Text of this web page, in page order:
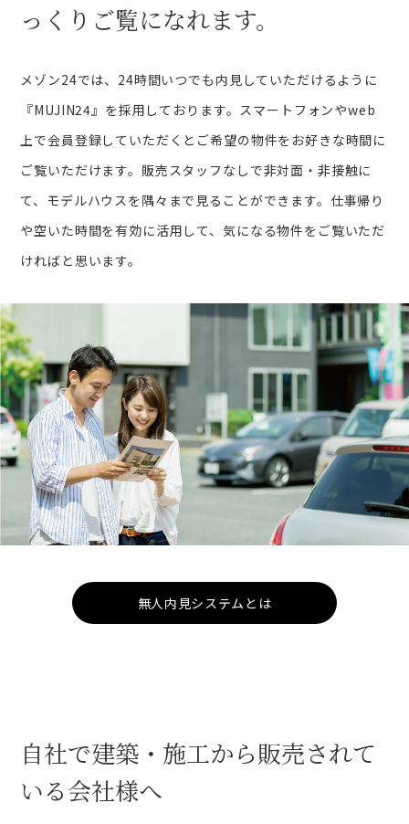
っくりご覧になれます。
メゾン24では、24時間いつでも内見していただけるように
『MUJIN24』を採用しております。スマートフォンやweb
上で会員登録していただくとご希望の物件をお好きな時間に
ご覧いただけます。販売スタッフなしで非対面・非接触に
て、モデルハウスを隅々まで見ることができます。仕事帰り
や空いた時間を有効に活用して、気になる物件をご覧いただ
ければと思います。
無人内見システムとは
自社で建築・施工から販売されて
いる会社様へ